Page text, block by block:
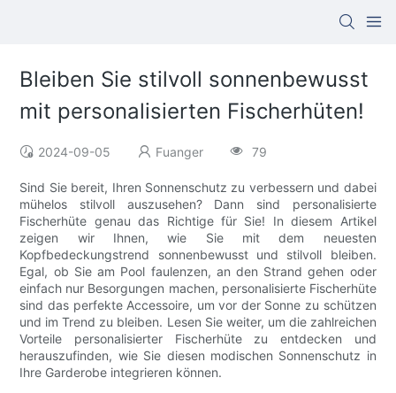
Bleiben Sie stilvoll sonnenbewusst
mit personalisierten Fischerhüten!
2024-09-05 Fuanger 79
Sind Sie bereit, Ihren Sonnenschutz zu verbessern und dabei
mühelos stilvoll auszusehen? Dann sind personalisierte
Fischerhüte genau das Richtige für Sie! In diesem Artikel
zeigen wir Ihnen, wie Sie mit dem neuesten
Kopfbedeckungstrend sonnenbewusst und stilvoll bleiben.
Egal, ob Sie am Pool faulenzen, an den Strand gehen oder
einfach nur Besorgungen machen, personalisierte Fischerhüte
sind das perfekte Accessoire, um vor der Sonne zu schützen
und im Trend zu bleiben. Lesen Sie weiter, um die zahlreichen
Vorteile personalisierter Fischerhüte zu entdecken und
herauszufinden, wie Sie diesen modischen Sonnenschutz in
Ihre Garderobe integrieren können.